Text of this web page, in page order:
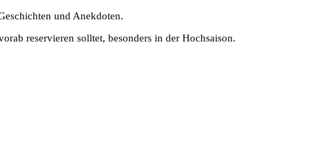
und Anekdoten.
reservieren solltet, besonders in der Hochsaison.